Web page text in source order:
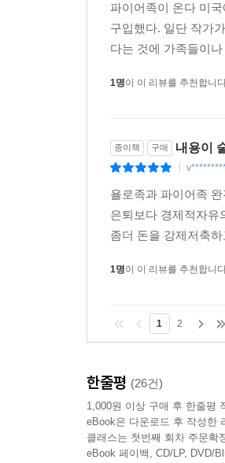
파이어족이 온다 미
구입했다. 일단 작가
다는 것에 가족들이
1명이 이 리뷰를 추천합니
종이책 구매 내용이
욜로족과 파이어족
은퇴보다 경제적자유
좀더 돈을 강제저축
1명이 이 리뷰를 추천합니
1 2
한줄평 (26건)
1,000원 이상 구매 후 한줄평
eBook은 다운로드 후 작성한
클래스는 첫번째 회차 주문확
eBook 페이백, CD/LP, DVD/